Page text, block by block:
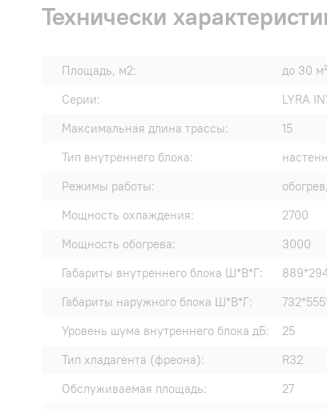
Технически
Площадь, м2:
до 30 м²
Серии:
LYRA
Максимальная длина трассы:
15
Тип внутреннего блока:
Режимы работы:
Мощность охлаждения:
2700
Мощность обогрева:
3000
Габариты внутреннего блока Ш*В*Г:
Габариты наружного блока Ш*В*Г:
Уровень шума внутреннего блока дБ:
25
Тип хладагента (фреона):
R32
Обслуживаемая площадь:
27